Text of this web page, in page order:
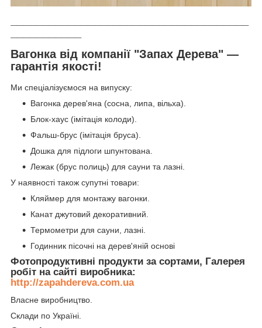
Вагонка від компанії "Запах Дерева" —
гарантія якості!
Ми спеціалізуємося на випуску:
Вагонка дерев'яна (сосна, липа, вільха).
Блок-хаус (імітація колоди).
Фальш-брус (імітація бруса).
Дошка для підлоги шпунтована.
Лежак (брус полиць) для сауни та лазні.
У наявності також супутні товари:
Кляймер для монтажу вагонки.
Канат джутовий декоративний.
Термометри для сауни, лазні.
Годинник пісочні на дерев'яній основі
Фотопродуктивні продукти за сортами, Галерея
робіт на сайті виробника:
http://zapahdereva.com.ua
Власне виробництво.
Склади по Україні.